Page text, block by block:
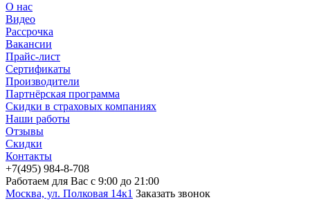
О нас
Видео
Рассрочка
Вакансии
Прайс-лист
Сертификаты
Производители
Партнёрская программа
Скидки в страховых компаниях
Наши работы
Отзывы
Скидки
Контакты
+7(495) 984-8-708
Работаем для Вас с 9:00 до 21:00
Москва, ул. Полковая 14к1 Заказать звонок